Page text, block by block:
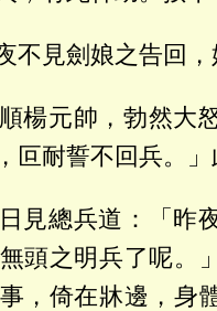
不見劍娘之告回，
楊元帥，勃然大
叵耐誓不回兵。」
見總兵道：「昨
頭之明兵了呢。
，倚在牀邊，身